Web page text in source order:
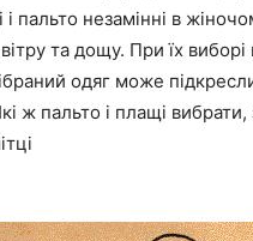
і пальто незамінні в
та дощу. При їх
одяг може
ж пальто і плащі